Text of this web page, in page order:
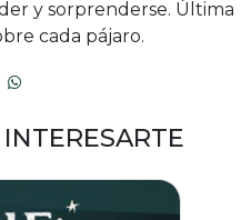
y sorprenderse. Última
cada pájaro.